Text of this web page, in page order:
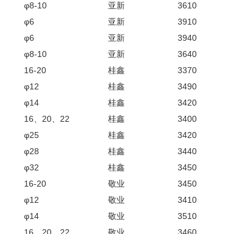
φ8-10 亚新
3610
φ6 亚新
3910
φ6 亚新
3940
φ8-10 亚新
3640
16-20 桂鑫
3370
φ12 桂鑫
3490
φ14 桂鑫
3420
16、20、22 桂鑫
3400
φ25 桂鑫
3420
φ28 桂鑫
3440
φ32 桂鑫
3450
16-20 敬业
3450
φ12 敬业
3410
φ14 敬业
3510